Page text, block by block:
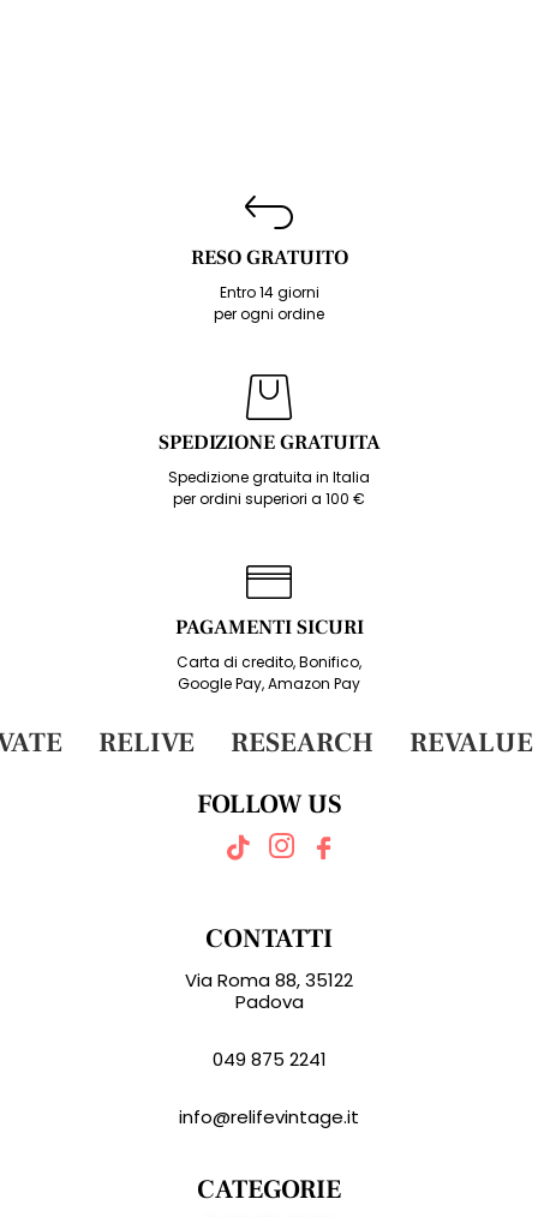
RESO GRATUITO
Entro 14 giorni
per ogni ordine
SPEDIZIONE GRATUITA
Spedizione gratuita in Italia
per ordini superiori a 100 €
PAGAMENTI SICURI
Carta di credito, Bonifico,
Google Pay, Amazon Pay
RELIVE RESEARCH REVALUE
CATEGORIE
CONTATTI
Via Roma 88, 35122
Padova
049 875 2241
info@relifevintage.it
FOLLOW US